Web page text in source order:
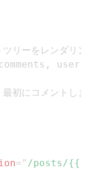
初にコメントし
= " /posts/{{